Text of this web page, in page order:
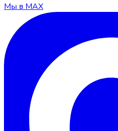
Мы в MAX